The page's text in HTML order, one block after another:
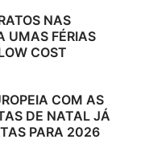
NAS
UMAS FÉRIAS
COST
COM AS
DE NATAL JÁ
PARA 2026